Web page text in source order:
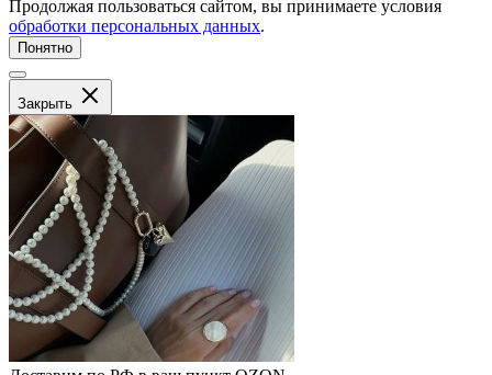
Продолжая пользоваться сайтом, вы принимаете условия
обработки персональных данных.
Понятно
Закрыть